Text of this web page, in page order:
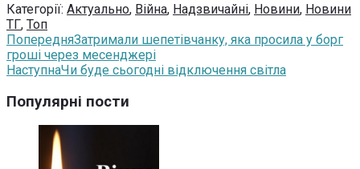
Категорії: Актуально, Війна, Надзвичайні, Новини, Новини
ТГ, Топ
ПопередняЗатримали шепетівчанку, яка просила у борг
гроші через месенджері
НаступнаЧи буде сьогодні відключення світла
Популярні пости